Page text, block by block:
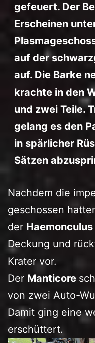
gefeuert. Der
Erscheinen
auf der
auf. Die Barke
krachte in den
und zwei Teile.
gelang es den
in spärlicher
Sätzen
Nachdem die
geschossen
der
Deckung und
Krater vor.
Der Manticore
von zwei Auto-
Damit ging eine
erschüttert.